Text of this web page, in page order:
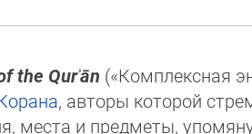
the Qurʾān («Комп­лекс­ная
, ав­то­ры ко­торой
места и пред­ме­ты,